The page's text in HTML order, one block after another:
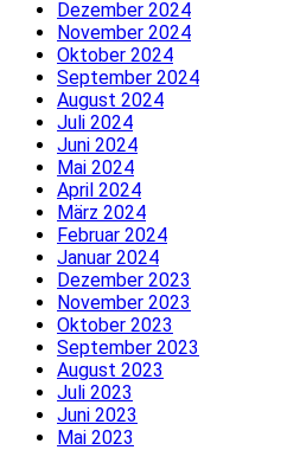
Dezember 2024
November 2024
Oktober 2024
September 2024
August 2024
Juli 2024
Juni 2024
Mai 2024
April 2024
März 2024
Februar 2024
Januar 2024
Dezember 2023
November 2023
Oktober 2023
September 2023
August 2023
Juli 2023
Juni 2023
Mai 2023